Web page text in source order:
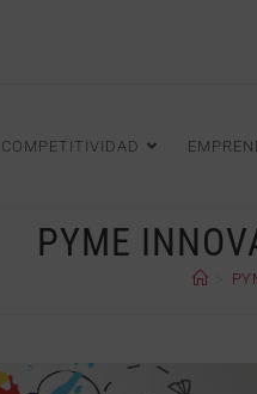
COMPETITIVIDAD
PYME